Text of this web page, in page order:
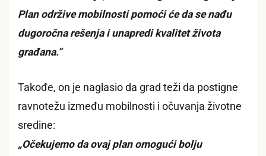
Plan održive mobilnosti pomoći će da se nađu
dugoročna rešenja i unapredi kvalitet života
građana.“
Takođe, on je naglasio da grad teži da postigne
ravnotežu između mobilnosti i očuvanja životne
sredine:
„Očekujemo da ovaj plan omogući bolju